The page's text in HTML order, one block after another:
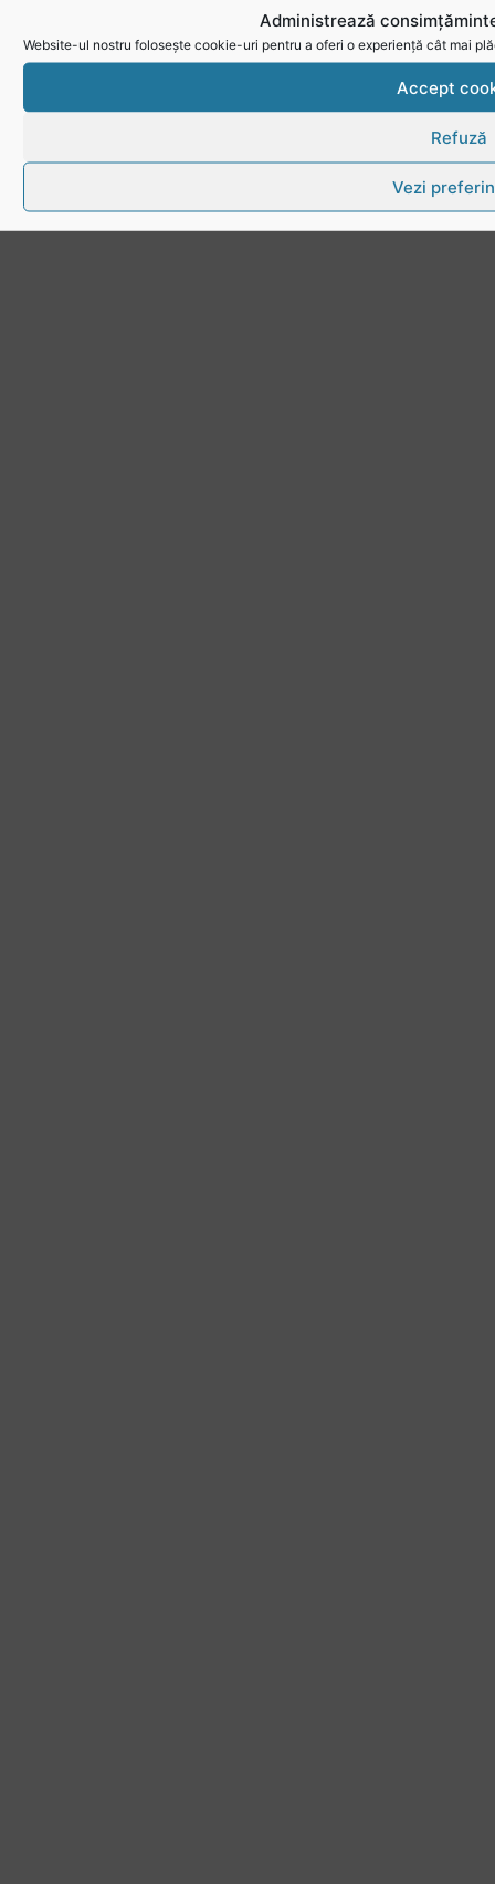
Administrează
Website-ul nostru folosește cookie-uri pentru a oferi o experiență cât mai
Accept
Refuză
Vezi